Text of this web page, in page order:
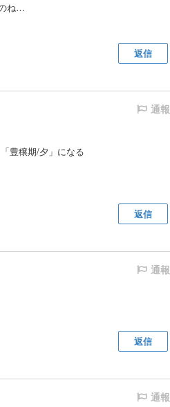
ね…
返信
通報
豊穣期/夕」になる
返信
通報
返信
通報